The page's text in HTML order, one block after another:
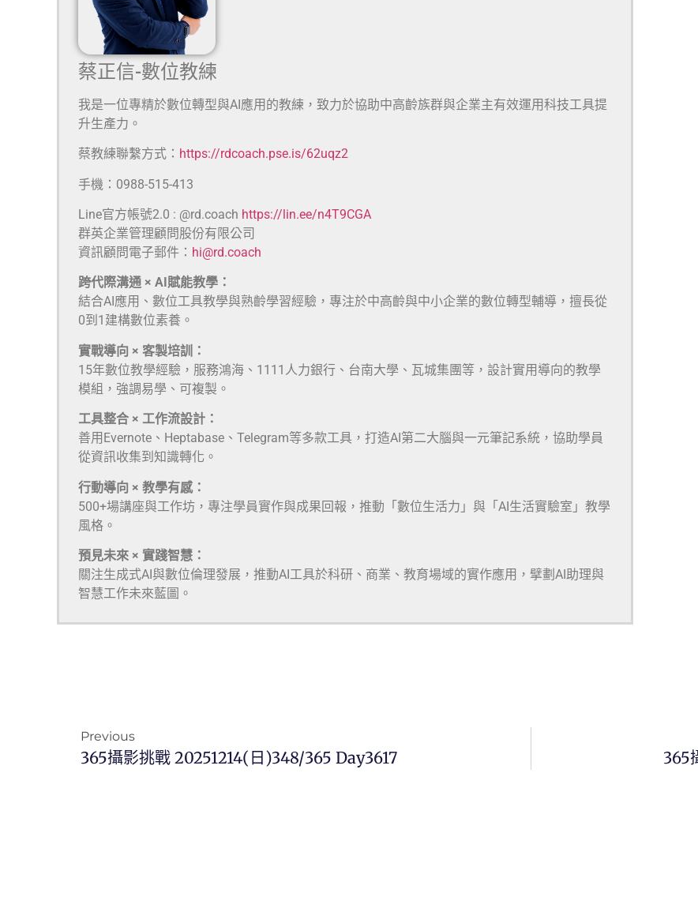
蔡正信-數位教練
我是一位專精於數位轉型與AI應用的教練，致力於協助中高齡族群與企業主有效運用科技工具提
升生產力。
蔡教練聯繫方式： https://rdcoach.pse.is/62uqz2
手機：0988-515-413
Line官方帳號2.0 : @rd.coach https://lin.ee/n4T9CGA
群英企業管理顧問股份有限公司
資訊顧問電子郵件： hi@rd.coach
跨代際溝通 × AI賦能教學：
結合AI應用、數位工具教學與熟齡學習經驗，專注於中高齡與中小企業的數位轉型輔導，擅長從
0到1建構數位素養。
實戰導向 × 客製培訓：
15年數位教學經驗，服務鴻海、1111人力銀行、台南大學、瓦城集團等，設計實用導向的教學
模組，強調易學、可複製。
工具整合 × 工作流設計：
善用Evernote、Heptabase、Telegram等多款工具，打造AI第二大腦與一元筆記系統，協助學員
從資訊收集到知識轉化。
行動導向 × 教學有感：
500+場講座與工作坊，專注學員實作與成果回報，推動「數位生活力」與「AI生活實驗室」教學
風格。
預見未來 × 實踐智慧：
關注生成式AI與數位倫理發展，推動AI工具於科研、商業、教育場域的實作應用，擘劃AI助理與
智慧工作未來藍圖。
Previous
365攝影挑戰 20251214(日)348/365 Day3617 365